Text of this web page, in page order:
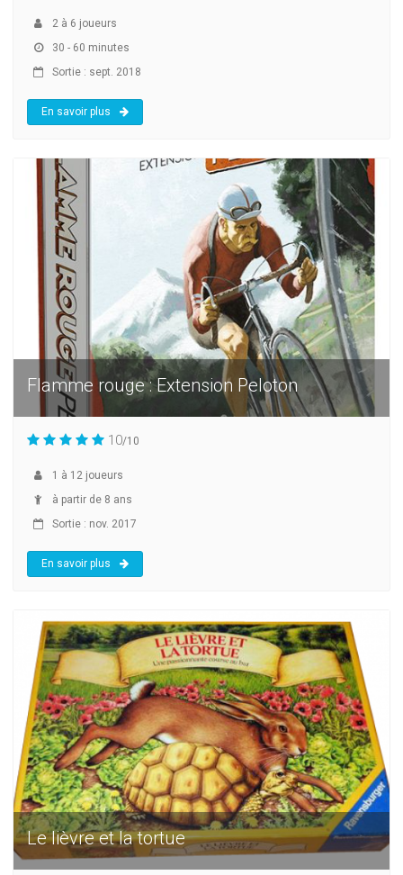
2 à 6 joueurs
30 - 60 minutes
Sortie : sept. 2018
En savoir plus
Flamme rouge : Extension Peloton
10/10
1 à 12 joueurs
à partir de 8 ans
Sortie : nov. 2017
En savoir plus
Le lièvre et la tortue